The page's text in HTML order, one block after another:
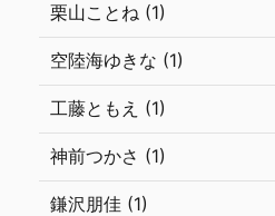
栗山ことね (1)
空陸海ゆきな (1)
工藤ともえ (1)
神前つかさ (1)
鎌沢朋佳 (1)